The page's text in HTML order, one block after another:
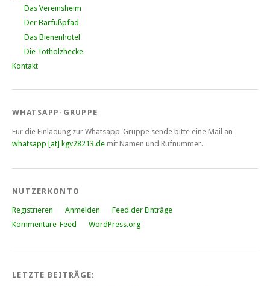
Das Vereinsheim
Der Barfußpfad
Das Bienenhotel
Die Totholzhecke
Kontakt
WHATSAPP-GRUPPE
Für die Einladung zur Whatsapp-Gruppe sende bitte eine Mail an
whatsapp [at] kgv28213.de mit Namen und Rufnummer.
NUTZERKONTO
Registrieren Anmelden
Feed der Einträge
Kommentare-Feed
WordPress.org
LETZTE BEITRÄGE: